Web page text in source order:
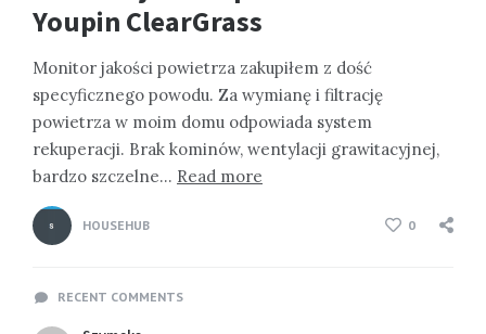
Youpin ClearGrass
Monitor jakości powietrza zakupiłem z dość
specyficznego powodu. Za wymianę i filtrację
powietrza w moim domu odpowiada system
rekuperacji. Brak kominów, wentylacji grawitacyjnej,
bardzo szczelne… Read more
HOUSEHUB 0
RECENT COMMENTS